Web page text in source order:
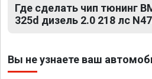
Где сделать чип тюнинг
325d дизель 2.0 218 лс
Вы не узнаете ваш